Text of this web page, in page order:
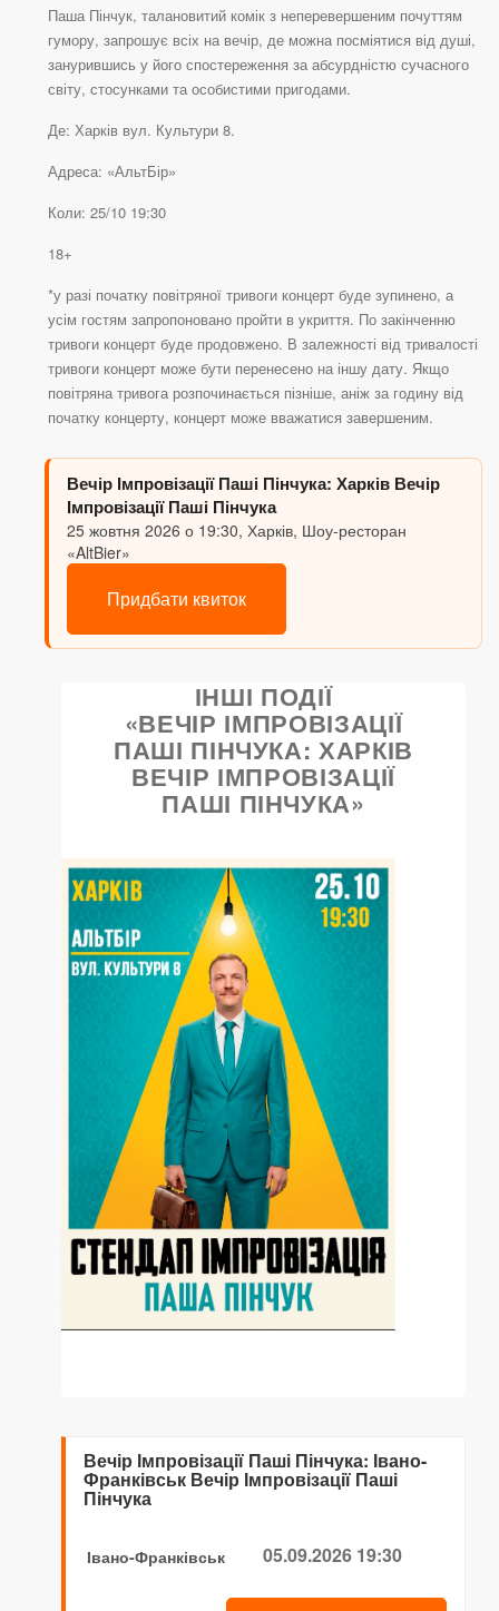
Паша Пінчук, талановитий комік з неперевершеним почуттям
гумору, запрошує всіх на вечір, де можна посміятися від душі,
занурившись у його спостереження за абсурдністю сучасного
світу, стосунками та особистими пригодами.
Де: Харків вул. Культури 8.
Адреса: «АльтБір»
Коли: 25/10 19:30
18+
*у разі початку повітряної тривоги концерт буде зупинено, а
усім гостям запропоновано пройти в укриття. По закінченню
тривоги концерт буде продовжено. В залежності від тривалості
тривоги концерт може бути перенесено на іншу дату. Якщо
повітряна тривога розпочинається пізніше, аніж за годину від
початку концерту, концерт може вважатися завершеним.
Вечір Імпровізації Паші Пінчука: Харків Вечір
Імпровізації Паші Пінчука
25 жовтня 2026 о 19:30, Харків, Шоу-ресторан
«AltBier»
Придбати квиток
ІНШІ ПОДІЇ
«ВЕЧІР ІМПРОВІЗАЦІЇ
ПАШІ ПІНЧУКА: ХАРКІВ
ВЕЧІР ІМПРОВІЗАЦІЇ
ПАШІ ПІНЧУКА»
Вечір Імпровізації Паші Пінчука: Івано-
Франківськ Вечір Імпровізації Паші
Пінчука
Івано-Франківськ 05.09.2026 19:30